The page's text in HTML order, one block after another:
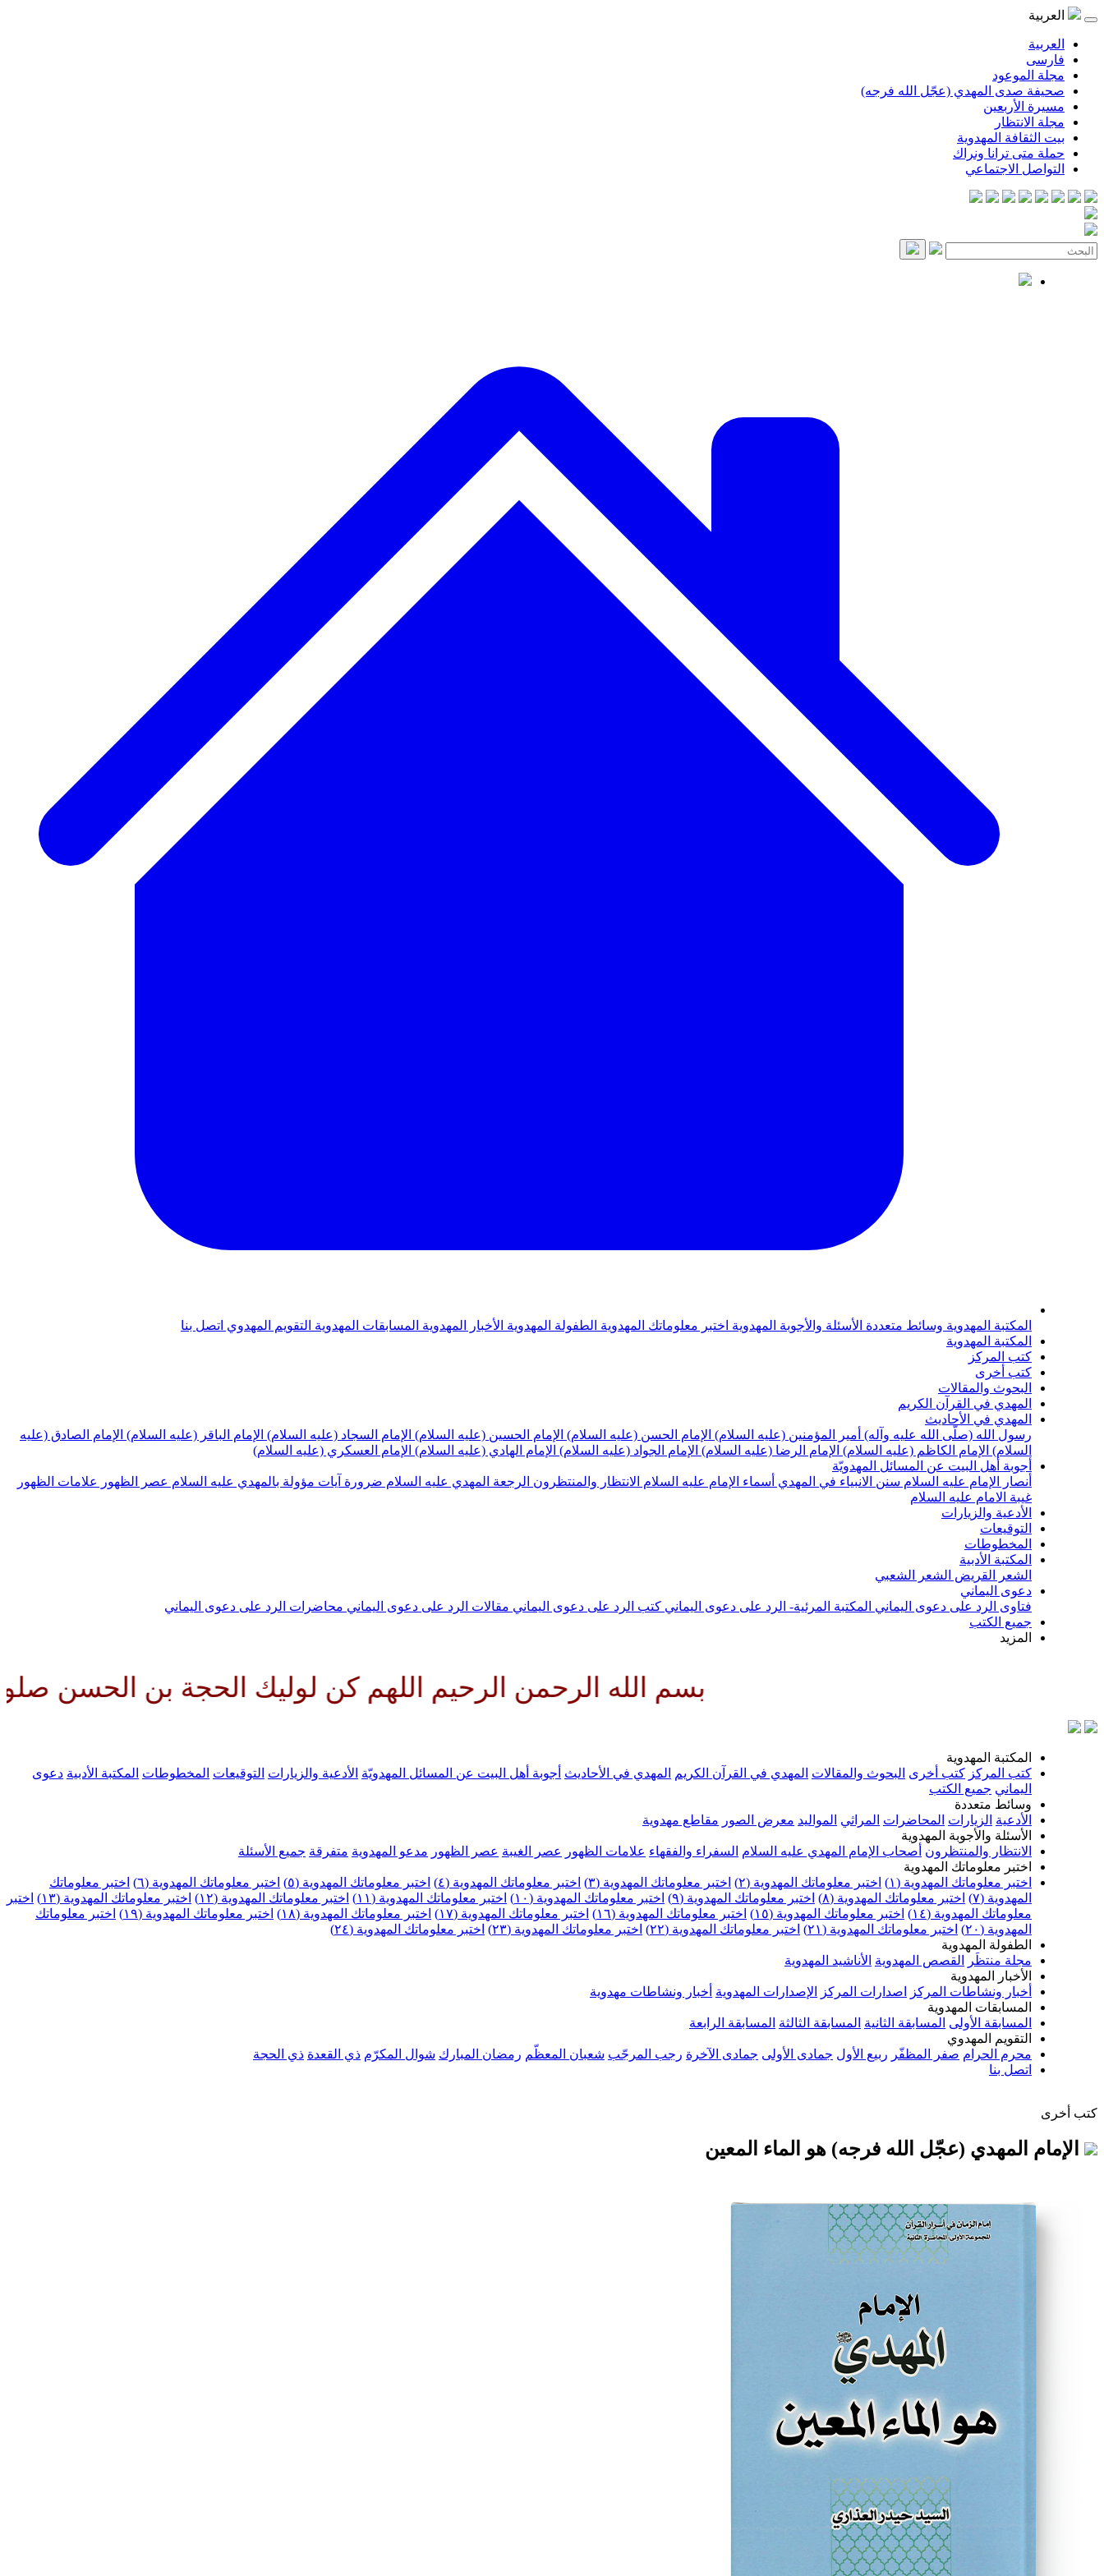
العربية
العربية
فارسی
مجلة الموعود
صحيفة صدى المهدي (عجّل الله فرجه)
مسيرة الأربعين
مجلة الانتظار
بيت الثقافة المهدوية
حملة متى ترانا ونراك
التواصل الاجتماعي
المكتبة المهدوية وسائط متعددة الأسئلة والأجوبة المهدوية اختبر معلوماتك المهدوية الطفولة المهدوية الأخبار المهدوية المسابقات المهدوية التقويم المهدوي اتصل بنا
المكتبة المهدوية
كتب المركز
كتب أخرى
البحوث والمقالات
المهدي في القرآن الكريم
المهدي في الأحاديث
رسول الله (صلّى الله عليه وآله) أمير المؤمنين (عليه السلام) الإمام الحسن (عليه السلام) الإمام الحسين (عليه السلام) الإمام السجاد (عليه السلام) الإمام الباقر (عليه السلام) الإمام الصادق (عليه
السلام) الإمام الكاظم (عليه السلام) الإمام الرضا (عليه السلام) الإمام الجواد (عليه السلام) الإمام الهادي (عليه السلام) الإمام العسكري (عليه السلام)
أجوبة أهل البيت عن المسائل المهدويّة
أنصار الإمام عليه السلام سنن الانبياء في المهدي أسماء الإمام عليه السلام الانتظار والمنتظرون الرجعة المهدي عليه السلام ضرورة آيات مؤولة بالمهدي عليه السلام عصر الظهور
علامات الظهور
غيبة الامام عليه السلام
الأدعية والزيارات
التوقيعات
المخطوطات
المكتبة الأدبية
الشعر القريض الشعر الشعبي
دعوى اليماني
فتاوى الرد على دعوى اليماني المكتبة المرئية- الرد على دعوى اليماني كتب الرد على دعوى اليماني مقالات الرد على دعوى اليماني محاضرات الرد على دعوى اليماني
جميع الكتب
المزيد
بسم الله الرحمن الرحيم اللهم كن لوليك الحجة بن الحسن صلواتك عليه
المكتبة المهدوية
كتب المركز كتب أخرى البحوث والمقالات المهدي في القرآن الكريم المهدي في الأحاديث أجوبة أهل البيت عن المسائل المهدويّة الأدعية والزيارات التوقيعات المخطوطات المكتبة الأدبية دعوى
اليماني جميع الكتب
وسائط متعددة
الأدعية الزيارات المحاضرات المراثي المواليد معرض الصور مقاطع مهدوية
الأسئلة والأجوبة المهدوية
الانتظار والمنتظرون أصحاب الإمام المهدي عليه السلام السفراء والفقهاء علامات الظهور عصر الغيبة عصر الظهور مدعو المهدوية متفرقة جميع الأسئلة
اختبر معلوماتك المهدوية
اختبر معلوماتك المهدوية (١)
اختبر معلوماتك المهدوية (٢) اختبر معلوماتك المهدوية (٣) اختبر معلوماتك المهدوية (٤) اختبر معلوماتك المهدوية (٥) اختبر معلوماتك المهدوية (٦)
اختبر معلوماتك
المهدوية (٧)
اختبر معلوماتك المهدوية (٨) اختبر معلوماتك المهدوية (٩) اختبر معلوماتك المهدوية (١٠) اختبر معلوماتك المهدوية (١١) اختبر معلوماتك المهدوية (١٢) اختبر معلوماتك المهدوية (١٣)
اختبر
معلوماتك المهدوية (١٤)
اختبر معلوماتك المهدوية (١٥) اختبر معلوماتك المهدوية (١٦) اختبر معلوماتك المهدوية (١٧) اختبر معلوماتك المهدوية (١٨) اختبر معلوماتك المهدوية (١٩)
اختبر معلوماتك
المهدوية (٢٠)
اختبر معلوماتك المهدوية (٢١) اختبر معلوماتك المهدوية (٢٢) اختبر معلوماتك المهدوية (٢٣)
اختبر معلوماتك المهدوية (٢٤)
الطفولة المهدوية
مجلة منتظَر
القصص المهدوية الأناشيد المهدوية
الأخبار المهدوية
أخبار ونشاطات المركز
اصدارات المركز الإصدارات المهدوية أخبار ونشاطات مهدوية
المسابقات المهدوية
المسابقة الأولى المسابقة الثانية المسابقة الثالثة المسابقة الرابعة
التقويم المهدوي
محرم الحرام صفر المظفّر ربيع الأول جمادى الأولى جمادى الآخرة رجب المرجّب شعبان المعظّم رمضان المبارك شوال المكرّم ذي القعدة ذي الحجة
اتصل بنا
كتب أخرى
الإمام المهدي (عجّل الله فرجه) هو الماء المعين